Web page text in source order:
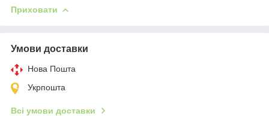
Приховати
Умови доставки
Нова Пошта
Укрпошта
Всі умови доставки